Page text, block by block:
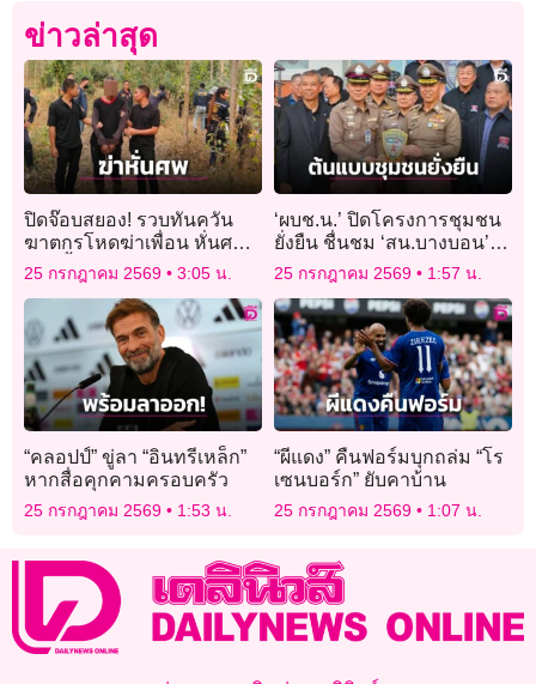
ข่าวล่าสุด
ปิดจ๊อบสยอง! รวบทันควัน
ฆาตกรโหดฆ่าเพื่อน หั่นศพ
แยกทิ้งอำพราง
25 กรกฎาคม 2569 3:05 น.
‘ผบช.น.’ ปิดโครงการชุมชน
ยั่งยืน ชื่นชม ‘สน.บางบอน’
ต้นแบบชุมชนปลอดยาเสพติด
25 กรกฎาคม 2569 1:57 น.
“คลอปป์” ขู่ลา “อินทรีเหล็ก”
หากสื่อคุกคามครอบครัว
25 กรกฎาคม 2569 1:53 น.
“ผีแดง” คืนฟอร์มบุกถล่ม “โร
เซนบอร์ก” ยับคาบ้าน
25 กรกฎาคม 2569 1:07 น.